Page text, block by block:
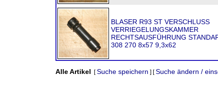
BLASER R93 ST VERSCHLUSS
VERRIEGELUNGSKAMMER
RECHTSAUSFÜHRUNG
308 270 8x57 9,3x62
Alle Artikel [Suche speichern ] [Suche ändern /